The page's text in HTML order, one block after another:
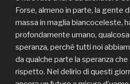
Forse, almeno in parte, la gente
massa in maglia biancoceleste,
profondamente umano,
speranza, perché tutti noi
da qualche parte la speranza
rispetto. Nel delirio di questi